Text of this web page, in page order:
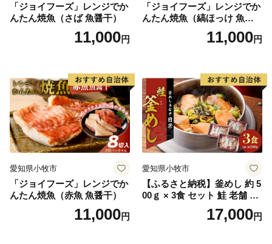
「ジョイフーズ」レンジでか
んたん焼魚（さば 魚醤干）
11,000円
「ジョイフーズ」レンジでか
んたん焼魚（縞ほっけ 魚醤
11,000円
愛知県小牧市
「ジョイフーズ」レンジでか
んたん焼魚（赤魚 魚醤干）
11,000円
愛知県小牧市
【ふるさと納税】釜めし 約 5
00ｇ × 3食 セット 鮭 老舗 急
速冷凍 レンチン 時短 簡単調
理 食品 加工品 海鮮 手作り
17,000円